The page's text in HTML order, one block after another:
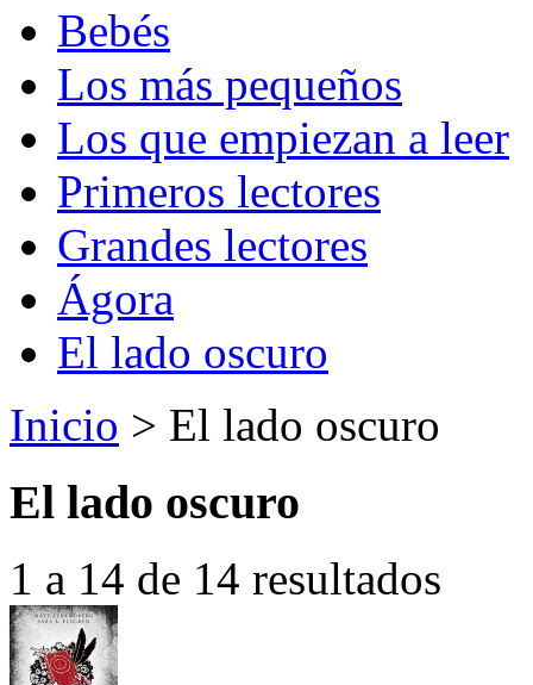
Bebés
Los más pequeños
Los que empiezan a leer
Primeros lectores
Grandes lectores
Ágora
El lado oscuro
Inicio > El lado oscuro
El lado oscuro
1 a 14 de 14 resultados